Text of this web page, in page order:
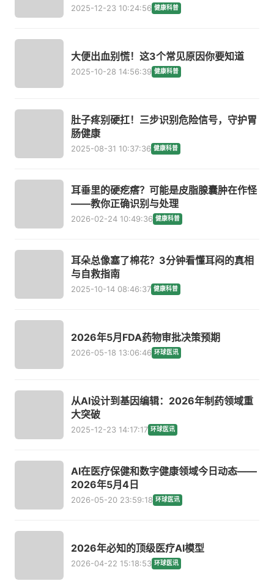
2025-12-23 10:24:56 健康科普
大便出血别慌！这3个常见原因你要知道
2025-10-28 14:56:39 健康科普
肚子疼别硬扛！三步识别危险信号，守护胃
肠健康
2025-08-31 10:37:36 健康科普
耳垂里的硬疙瘩？可能是皮脂腺囊肿在作怪
——教你正确识别与处理
2026-02-24 10:49:36 健康科普
耳朵总像塞了棉花？3分钟看懂耳闷的真相
与自救指南
2025-10-14 08:46:37 健康科普
2026年5月FDA药物审批决策预期
2026-05-18 13:06:46 环球医讯
从AI设计到基因编辑：2026年制药领域重
大突破
2025-12-23 14:17:17 环球医讯
AI在医疗保健和数字健康领域今日动态——
2026年5月4日
2026-05-20 23:59:18 环球医讯
2026年必知的顶级医疗AI模型
2026-04-22 15:18:53 环球医讯